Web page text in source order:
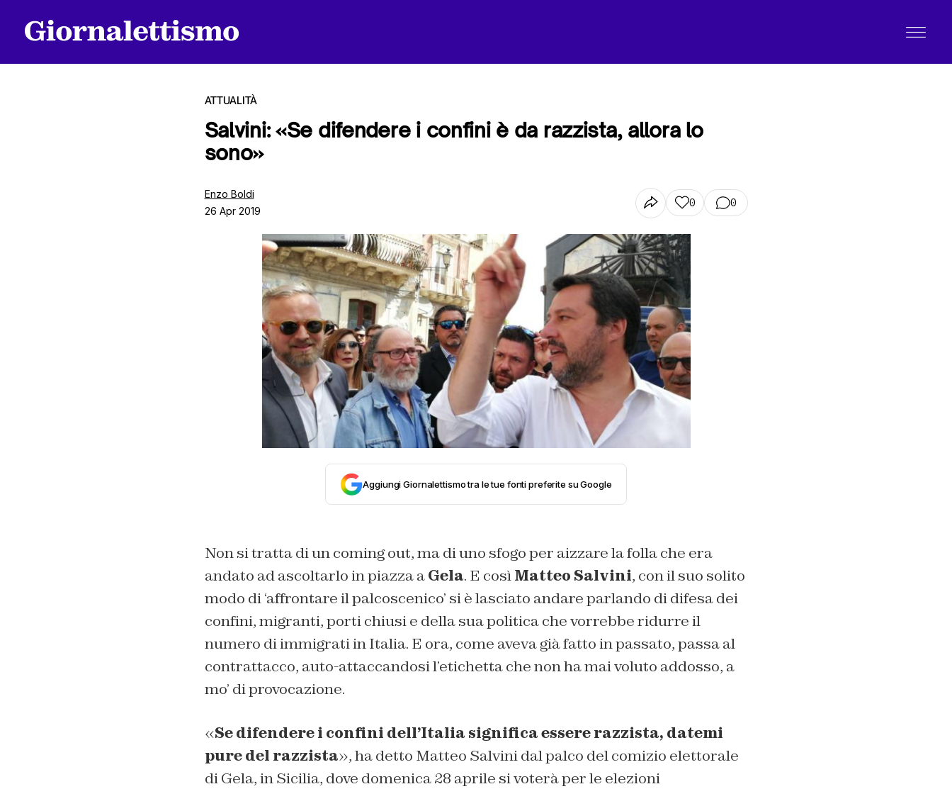
ATTUALITÀ
Salvini: «Se difendere i confini è da razzista, allora lo
sono»
Enzo Boldi
26 Apr 2019
0 0
Aggiungi Giornalettismo tra le tue fonti preferite su Google
Non si tratta di un coming out, ma di uno sfogo per aizzare la folla che era
andato ad ascoltarlo in piazza aGela. E cosìMatteo Salvini, con il suo solito
modo di ‘affrontare il palcoscenico’ si è lasciato andare parlando di difesa dei
confini, migranti, porti chiusi e della sua politica che vorrebbe ridurre il
numero di immigrati in Italia. E ora, come aveva già fatto in passato, passa al
contrattacco, auto-attaccandosi l’etichetta che non ha mai voluto addosso, a
mo’ di provocazione.
«Se difendere i confini dell’Italia significa essere razzista, datemi
pure del razzista», ha detto Matteo Salvini dal palco del comizio elettorale
di Gela, in Sicilia, dove domenica 28 aprile si voterà per le elezioni